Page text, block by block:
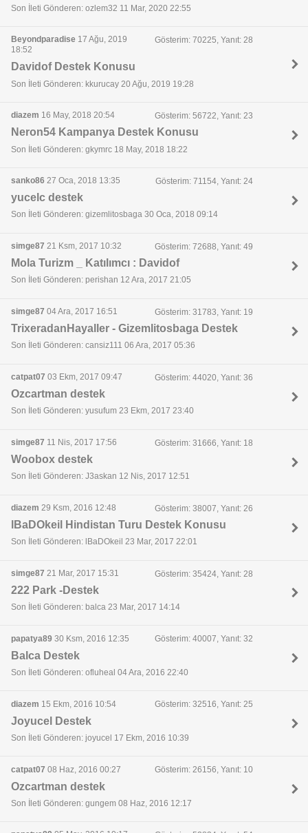
Son İleti Gönderen: ozlem32 11 Mar, 2020 22:55
Beyondparadise 17 Ağu, 2019
18:52
Gösterim: 70225, Yanıt: 28
Davidof Destek Konusu
Son İleti Gönderen: kkurucay 20 Ağu, 2019 19:28
diazem 16 May, 2018 20:54 Gösterim: 56722, Yanıt: 23
Neron54 Kampanya Destek Konusu
Son İleti Gönderen: gkymrc 18 May, 2018 18:22
sanko86 27 Oca, 2018 13:35 Gösterim: 71154, Yanıt: 24
yucelc destek
Son İleti Gönderen: gizemlitosbaga 30 Oca, 2018 09:14
simge87 21 Ksm, 2017 10:32 Gösterim: 72688, Yanıt: 49
Mola Turizm _ Katılımcı : Davidof
Son İleti Gönderen: perishan 12 Ara, 2017 21:05
simge87 04 Ara, 2017 16:51 Gösterim: 31783, Yanıt: 19
TrixeradanHayaller - Gizemlitosbaga Destek
Son İleti Gönderen: cansiz111 06 Ara, 2017 05:36
catpat07 03 Ekm, 2017 09:47 Gösterim: 44020, Yanıt: 36
Ozcartman destek
Son İleti Gönderen: yusufum 23 Ekm, 2017 23:40
simge87 11 Nis, 2017 17:56 Gösterim: 31666, Yanıt: 18
Woobox destek
Son İleti Gönderen: J3askan 12 Nis, 2017 12:51
diazem 29 Ksm, 2016 12:48 Gösterim: 38007, Yanıt: 26
lBaDOkeil Hindistan Turu Destek Konusu
Son İleti Gönderen: lBaDOkeil 23 Mar, 2017 22:01
simge87 21 Mar, 2017 15:31 Gösterim: 35424, Yanıt: 28
222 Park -Destek
Son İleti Gönderen: balca 23 Mar, 2017 14:14
papatya89 30 Ksm, 2016 12:35 Gösterim: 40007, Yanıt: 32
Balca Destek
Son İleti Gönderen: ofluheal 04 Ara, 2016 22:40
diazem 15 Ekm, 2016 10:54 Gösterim: 32516, Yanıt: 25
Joyucel Destek
Son İleti Gönderen: joyucel 17 Ekm, 2016 10:39
catpat07 08 Haz, 2016 00:27 Gösterim: 26156, Yanıt: 10
Ozcartman destek
Son İleti Gönderen: gungem 08 Haz, 2016 12:17